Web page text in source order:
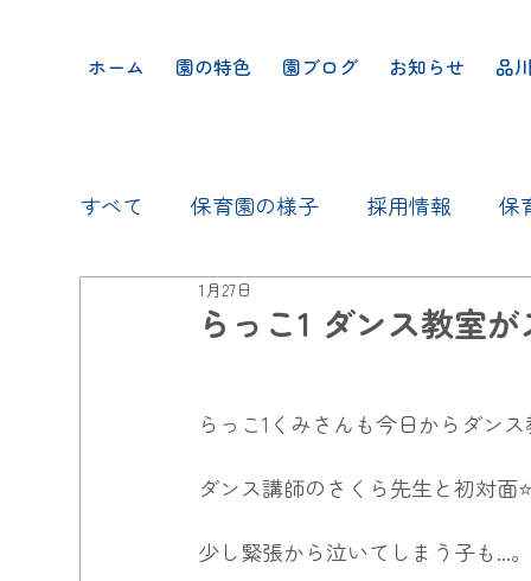
ホーム 園の特色 園ブログ お知らせ 品
すべて 保育園の様子 採用情報 保
らっこ1 ダンス教室
1月27日
らっこ1くみさんも今日からダン
ダンス講師のさくら先生と初対面⭐️
少し緊張から泣いてしまう子も...。